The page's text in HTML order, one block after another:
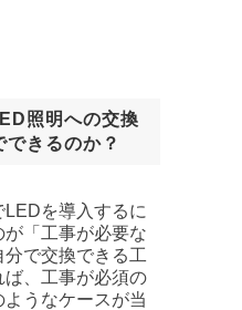
照明への交換
できるのか？
を導入するに
「工事が必要な
で交換できる工
、工事が必須の
うなケースが当